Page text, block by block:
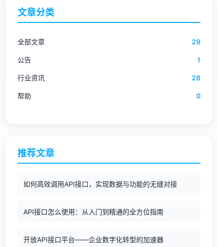
文章分类
全部文章 29
公告 1
行业资讯 28
帮助 0
推荐文章
如何高效调用API接口，实现数据与功能的无缝对接
API接口怎么使用：从入门到精通的全方位指南
开放API接口平台——企业数字化转型的加速器